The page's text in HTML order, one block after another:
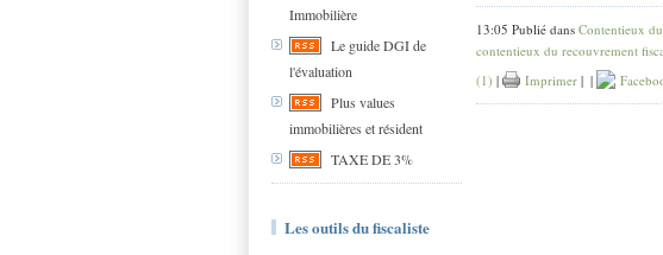
Immobilière
Le guide DGI de
l'évaluation
Plus values
immobilières et résident
TAXE DE 3%
Les outils du fiscaliste
13:05 Publié dans Contentieux
contentieux du recouvrement
(1) | Imprimer | |